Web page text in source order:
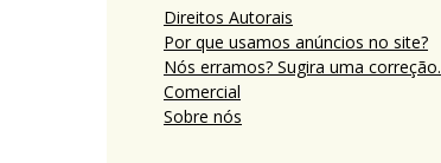
Direitos Autorais
Por que usamos anúncios no site?
Nós erramos? Sugira uma correção.
Comercial
Sobre nós